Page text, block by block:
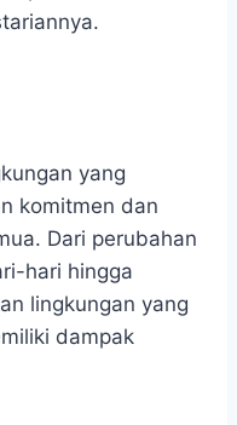
yang
komitmen dan
Dari perubahan
hari hingga
lingkungan yang
dampak